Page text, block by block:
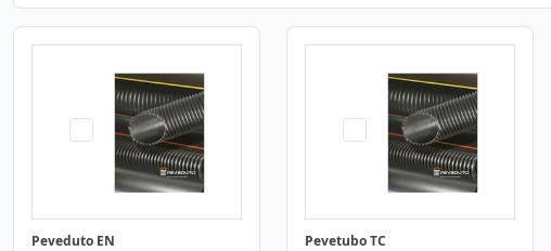
Peveduto EN Pevetubo TC